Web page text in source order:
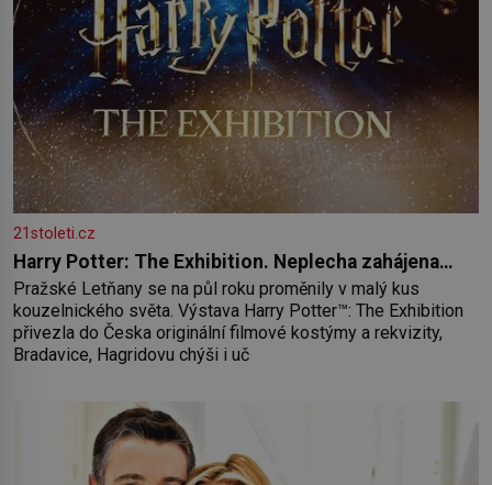
21stoleti.cz
Harry Potter: The Exhibition. Neplecha zahájena…
Pražské Letňany se na půl roku proměnily v malý kus
kouzelnického světa. Výstava Harry Potter™: The Exhibition
přivezla do Česka originální filmové kostýmy a rekvizity,
Bradavice, Hagridovu chýši i uč